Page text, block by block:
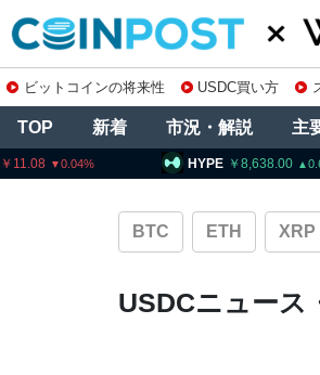
ビットコインの将来性 USDC買い方
TOP 新着 市況・解説 主
HYPE 8,638.00 0.63
BTC ETH XRP
USDCニュース